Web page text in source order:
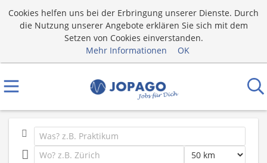
Cookies helfen uns bei der Erbringung unserer Dienste. Durch
die Nutzung unserer Angebote erklären Sie sich mit dem
Setzen von Cookies einverstanden.
Mehr Informationen
OK